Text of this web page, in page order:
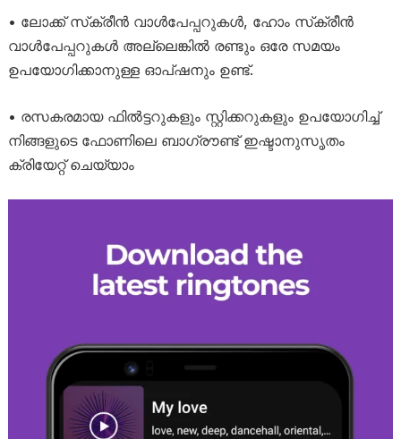
• ലോക്ക് സ്‌ക്രീൻ വാൾപേപ്പറുകൾ, ഹോം സ്‌ക്രീൻ
വാൾപേപ്പറുകൾ അല്ലെങ്കിൽ രണ്ടും ഒരേ സമയം
ഉപയോ​ഗിക്കാനുള്ള ഓപ്ഷനും ഉണ്ട്.
• രസകരമായ ഫിൽട്ടറുകളും സ്റ്റിക്കറുകളും ഉപയോഗിച്ച്
നിങ്ങളുടെ ഫോണിലെ ബാ​ഗ്രൗണ്ട് ഇഷ്ടാനുസൃതം
ക്രിയേറ്റ് ചെയ്യാം